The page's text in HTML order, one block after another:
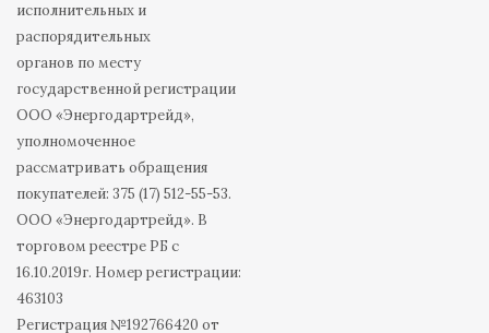
исполнительных и
распорядительных
органов по месту
государственной регистрации
ООО «Энергодартрейд»,
уполномоченное
рассматривать обращения
покупателей: 375 (17) 512-55-53.
ООО «Энергодартрейд». В
торговом реестре РБ с
16.10.2019г. Номер регистрации:
463103
Регистрация №192766420 от